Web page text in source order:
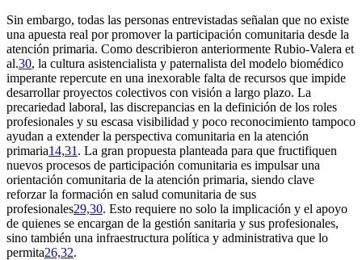
Sin embargo, todas las personas entrevistadas señalan que no existe
una apuesta real por promover la participación comunitaria desde la
atención primaria. Como describieron anteriormente Rubio-Valera et
al.30, la cultura asistencialista y paternalista del modelo biomédico
imperante repercute en una inexorable falta de recursos que impide
desarrollar proyectos colectivos con visión a largo plazo. La
precariedad laboral, las discrepancias en la definición de los roles
profesionales y su escasa visibilidad y poco reconocimiento tampoco
ayudan a extender la perspectiva comunitaria en la atención
primaria14,31 . La gran propuesta planteada para que fructifiquen
nuevos procesos de participación comunitaria es impulsar una
orientación comunitaria de la atención primaria, siendo clave
reforzar la formación en salud comunitaria de sus
profesionales29,30. Esto requiere no solo la implicación y el apoyo
de quienes se encargan de la gestión sanitaria y sus profesionales,
sino también una infraestructura política y administrativa que lo
permita26,32.